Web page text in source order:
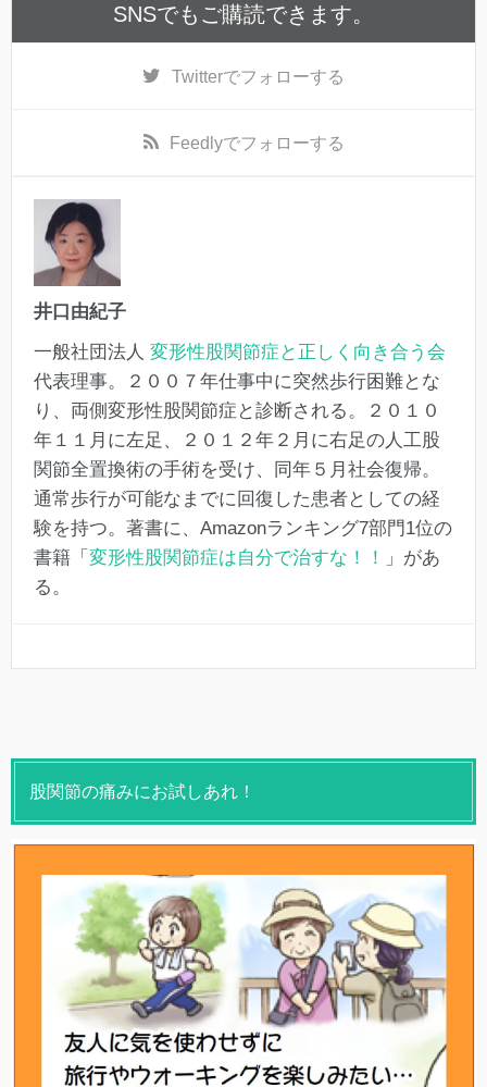
SNSでもご購読できます。
Twitterでフォローする
Feedlyでフォローする
井口由紀子
一般社団法人 変形性股関節症と正しく向き合う会
代表理事。２００７年仕事中に突然歩行困難とな
り、両側変形性股関節症と診断される。２０１０
年１１月に左足、２０１２年２月に右足の人工股
関節全置換術の手術を受け、同年５月社会復帰。
通常歩行が可能なまでに回復した患者としての経
験を持つ。著書に、Amazonランキング7部門1位の
書籍「 変形性股関節症は自分で治すな！！
」があ
る。
股関節の痛みにお試しあれ！